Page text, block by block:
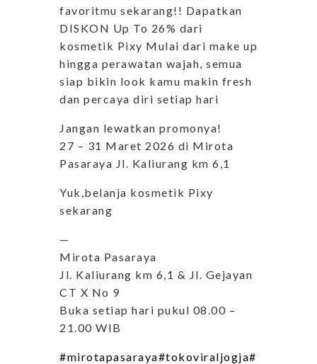
favoritmu sekarang!! Dapatkan
DISKON Up To 26% dari
kosmetik Pixy Mulai dari make up
hingga perawatan wajah, semua
siap bikin look kamu makin fresh
dan percaya diri setiap hari
Jangan lewatkan promonya!
27 – 31 Maret 2026 di Mirota
Pasaraya Jl. Kaliurang km 6,1
Yuk,belanja kosmetik Pixy
sekarang
—
Mirota Pasaraya
Jl. Kaliurang km 6,1 & Jl. Gejayan
CT X No 9
Buka setiap hari pukul 08.00 –
21.00 WIB
#mirotapasaraya#tokoviraljogja